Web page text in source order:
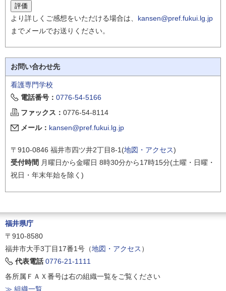
より詳しくご感想をいただける場合は、 kansen@pref.fukui.lg.jp
までメールでお送りください。
お問い合わせ先
看護専門学校
電話番号： 0776-54-5166
ファックス： 0776-54-8114
メール： kansen@pref.fukui.lg.jp
〒910-0846 福井市四ツ井2丁目8-1(地図・アクセス)
受付時間 月曜日から金曜日 8時30分から17時15分(土曜・日曜・
祝日・年末年始を除く)
福井県庁
〒910-8580
福井市大手3丁目17番1号（地図・アクセス ）
代表電話 0776-21-1111
各所属ＦＡＸ番号は右の組織一覧をご覧ください
≫ 組織一覧